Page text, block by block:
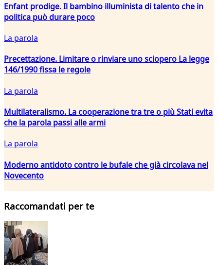
Enfant prodige. Il bambino illuminista di talento che in
politica può durare poco
La parola
Precettazione. Limitare o rinviare uno sciopero La legge
146/1990 fissa le regole
La parola
Multilateralismo. La cooperazione tra tre o più Stati evita
che la parola passi alle armi
La parola
Moderno antidoto contro le bufale che già circolava nel
Novecento
Raccomandati per te